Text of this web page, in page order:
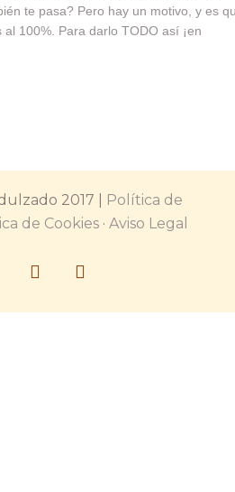
te pasa? Pero hay un motivo, y es
100%. Para darlo TODO así ¡en
Y con muchas ideas en…
2017 |
Política de
de Cookies· Aviso Legal